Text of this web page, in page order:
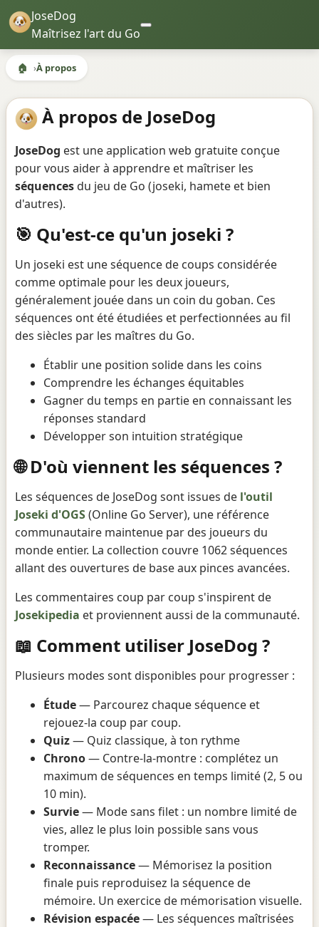
JoseDog
Maîtrisez l'art du Go
🏠 À propos
À propos de JoseDog
JoseDog est une application web gratuite conçue
pour vous aider à apprendre et maîtriser les
séquences du jeu de Go (joseki, hamete et bien
d'autres).
🎯 Qu'est-ce qu'un joseki ?
Un joseki est une séquence de coups considérée
comme optimale pour les deux joueurs,
généralement jouée dans un coin du goban. Ces
séquences ont été étudiées et perfectionnées au fil
des siècles par les maîtres du Go.
Établir une position solide dans les coins
Comprendre les échanges équitables
Gagner du temps en partie en connaissant les
réponses standard
Développer son intuition stratégique
🌐 D'où viennent les séquences ?
Les séquences de JoseDog sont issues de l'outil
Joseki d'OGS(Online Go Server), une référence
communautaire maintenue par des joueurs du
monde entier. La collection couvre 1062 séquences
allant des ouvertures de base aux pinces avancées.
Les commentaires coup par coup s'inspirent de
Josekipedia et proviennent aussi de la communauté.
📖 Comment utiliser JoseDog ?
Plusieurs modes sont disponibles pour progresser :
Étude— Parcourez chaque séquence et
rejouez-la coup par coup.
Quiz— Quiz classique, à ton rythme
Chrono— Contre-la-montre : complétez un
maximum de séquences en temps limité (2, 5 ou
10 min).
Survie— Mode sans filet : un nombre limité de
vies, allez le plus loin possible sans vous
tromper.
Reconnaissance— Mémorisez la position
finale puis reproduisez la séquence de
mémoire. Un exercice de mémorisation visuelle.
Révision espacée— Les séquences maîtrisées